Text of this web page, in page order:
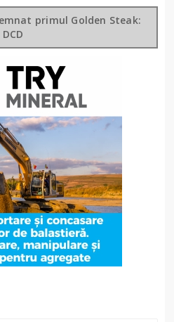
primul Golden Steak: